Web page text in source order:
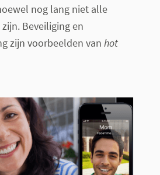
nog lang niet alle
Beveiliging en
zijn voorbeelden van hot